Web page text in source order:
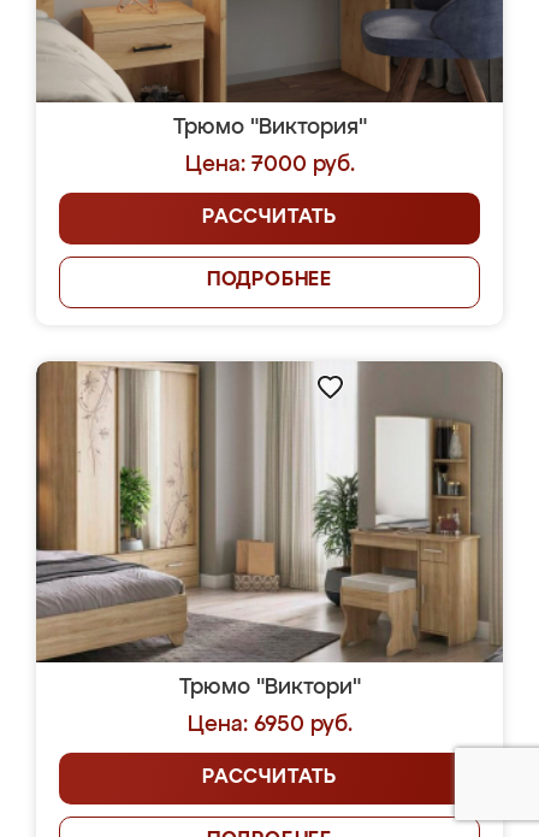
Трюмо "Виктория"
Цена: 7000 руб.
РАССЧИТАТЬ
ПОДРОБНЕЕ
Трюмо "Виктори"
Цена: 6950 руб.
РАССЧИТАТЬ